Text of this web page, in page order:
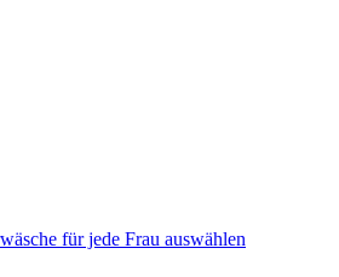
für jede Frau auswählen